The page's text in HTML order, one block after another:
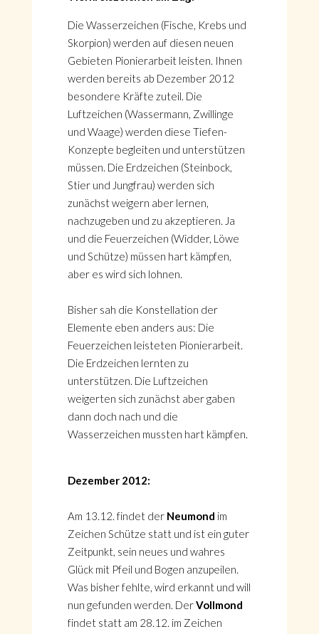
Die Wasserzeichen (Fische, Krebs und
Skorpion) werden auf diesen neuen
Gebieten Pionierarbeit leisten. Ihnen
werden bereits ab Dezember 2012
besondere Kräfte zuteil. Die
Luftzeichen (Wassermann, Zwillinge
und Waage) werden diese Tiefen-
Konzepte begleiten und unterstützen
müssen. Die Erdzeichen (Steinbock,
Stier und Jungfrau) werden sich
zunächst weigern aber lernen,
nachzugeben und zu akzeptieren. Ja
und die Feuerzeichen (Widder, Löwe
und Schütze) müssen hart kämpfen,
aber es wird sich lohnen.
Bisher sah die Konstellation der
Elemente eben anders aus: Die
Feuerzeichen leisteten Pionierarbeit.
Die Erdzeichen lernten zu
unterstützen. Die Luftzeichen
weigerten sich zunächst aber gaben
dann doch nach und die
Wasserzeichen mussten hart kämpfen.
Dezember 2012:
Am 13.12. findet der Neumond im
Zeichen Schütze statt und ist ein guter
Zeitpunkt, sein neues und wahres
Glück mit Pfeil und Bogen anzupeilen.
Was bisher fehlte, wird erkannt und will
nun gefunden werden. DerVollmond
findet statt am 28.12. im Zeichen